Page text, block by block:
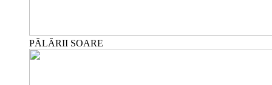
PĂLĂRII SOARE